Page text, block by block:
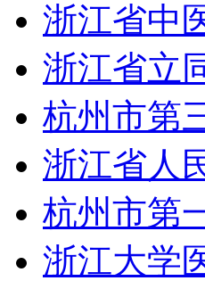
浙江省中
浙江省立
杭州市第
浙江省人
杭州市第
浙江大学